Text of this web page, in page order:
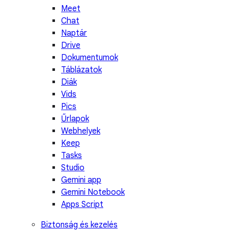
Meet
Chat
Naptár
Drive
Dokumentumok
Táblázatok
Diák
Vids
Pics
Űrlapok
Webhelyek
Keep
Tasks
Studio
Gemini app
Gemini Notebook
Apps Script
Biztonság és kezelés